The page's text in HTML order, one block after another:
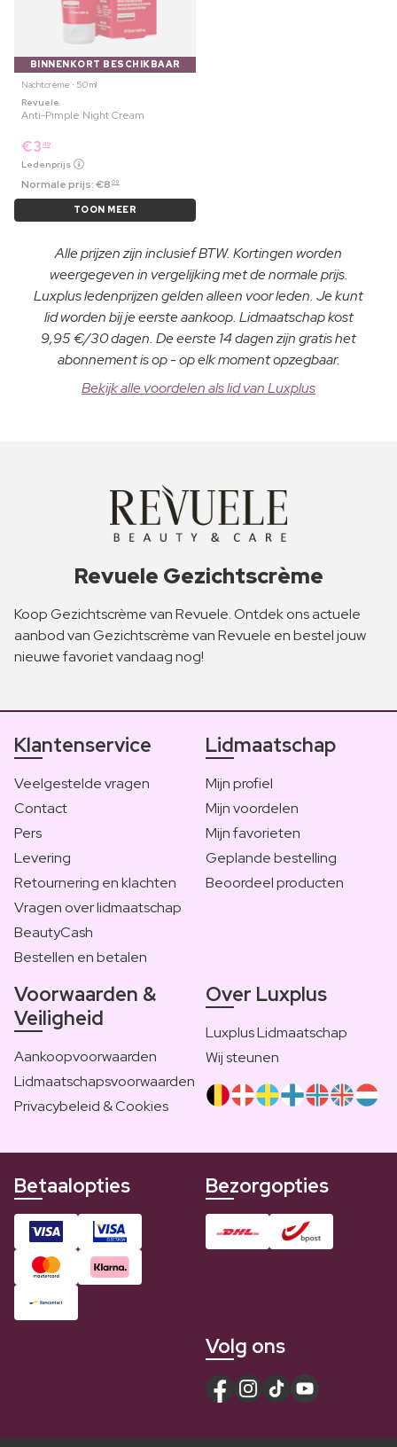
BINNENKORT BESCHIKBAAR
Nachtcrème ⋅ 50 ml
Revuele
Anti-Pimple Night Cream
€3 49
Ledenprijs
Normale prijs:€8 09
TOON MEER
Alle prijzen zijn inclusief BTW. Kortingen worden
weergegeven in vergelijking met de normale prijs.
Luxplus ledenprijzen gelden alleen voor leden. Je kunt
lid worden bij je eerste aankoop. Lidmaatschap kost
9,95 €/30 dagen. De eerste 14 dagen zijn gratis het
abonnement is op - op elk moment opzegbaar.
Bekijk alle voordelen als lid van Luxplus
Revuele Gezichtscrème
Koop Gezichtscrème van Revuele. Ontdek ons actuele
aanbod van Gezichtscrème van Revuele en bestel jouw
nieuwe favoriet vandaag nog!
Klantenservice
Veelgestelde vragen
Contact
Pers
Levering
Retournering en klachten
Vragen over lidmaatschap
BeautyCash
Bestellen en betalen
Lidmaatschap
Mijn profiel
Mijn voordelen
Mijn favorieten
Geplande bestelling
Beoordeel producten
Voorwaarden &
Veiligheid
Aankoopvoorwaarden
Lidmaatschapsvoorwaarden
Privacybeleid & Cookies
Over Luxplus
Luxplus Lidmaatschap
Wij steunen
Betaalopties Bezorgopties
Volg ons